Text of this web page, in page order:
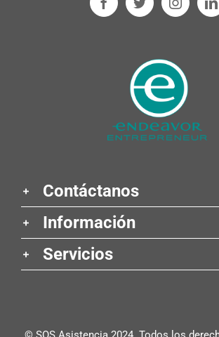
Contáctanos
Información
Servicios